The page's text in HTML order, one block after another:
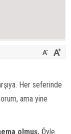
Her seferinde
ama yine
olmuş. Öyle